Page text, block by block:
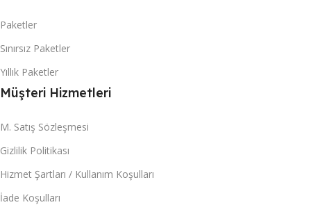
Paketler
Sınırsız Paketler
Yıllık Paketler
Müşteri Hizmetleri
M. Satış Sözleşmesi
Gizlilik Politikası
Hizmet Şartları / Kullanım Koşulları
İade Koşulları